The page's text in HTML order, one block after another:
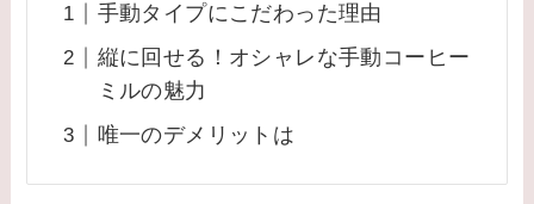
手動タイプにこだわった理由
縦に回せる！オシャレな手動コーヒー
ミルの魅力
唯一のデメリットは